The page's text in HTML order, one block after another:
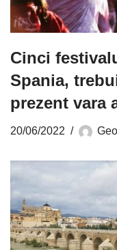
Cinci
Spania,
prezent vara
20/06/2022